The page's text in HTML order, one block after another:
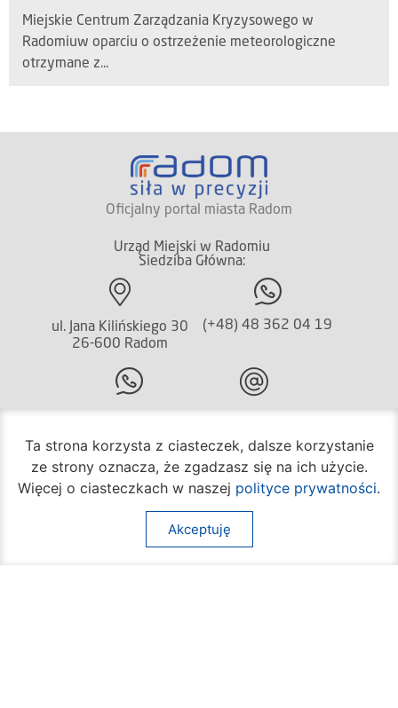
Miejskie Centrum Zarządzania Kryzysowego w
Radomiuw oparciu o ostrzeżenie meteorologiczne
otrzymane z...
Oficjalny portal miasta Radom
Urząd Miejski w Radomiu
Siedziba Główna:
ul. Jana Kilińskiego 30
26-600 Radom
(+48) 48 362 04 19
Godziny pracy:
Biuro Obsługi Mieszkańca
godz.7:30 – 16:30
Ta strona korzysta z ciasteczek, dalsze korzystanie
ze strony oznacza, że zgadzasz się na ich użycie.
Więcej o ciasteczkach w naszej polityce prywatności.
Akceptuję